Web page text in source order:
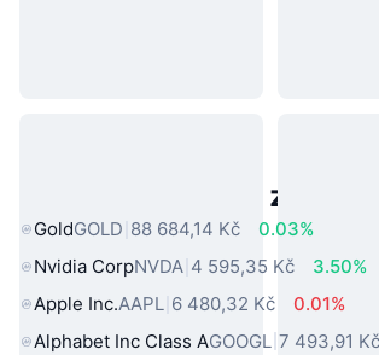
Populární aktiva z
GoldGOLD 88 684,14 Kč
0.03%
Nvidia CorpNVDA 4 595,35 Kč
3.50%
Apple Inc.AAPL 6 480,32 Kč
0.01%
Alphabet Inc Class AGOOGL 7 493,91 Kč